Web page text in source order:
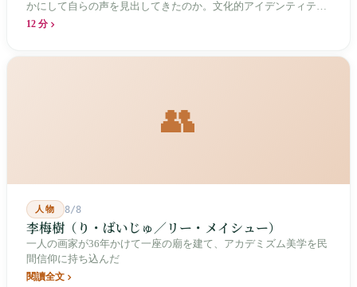
かにして自らの声を見出してきたのか。文化的アイデンティティ
と専門的制度の30年にわたる進化の歴史。
12 分
👥
人物 8/8
李梅樹（り・ばいじゅ／リー・メイシュー）
一人の画家が36年かけて一座の廟を建て、アカデミズム美学を民
間信仰に持ち込んだ
閱讀全文